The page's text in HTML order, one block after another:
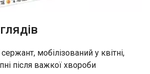
мобілізований у квітні,
після важкої хвороби